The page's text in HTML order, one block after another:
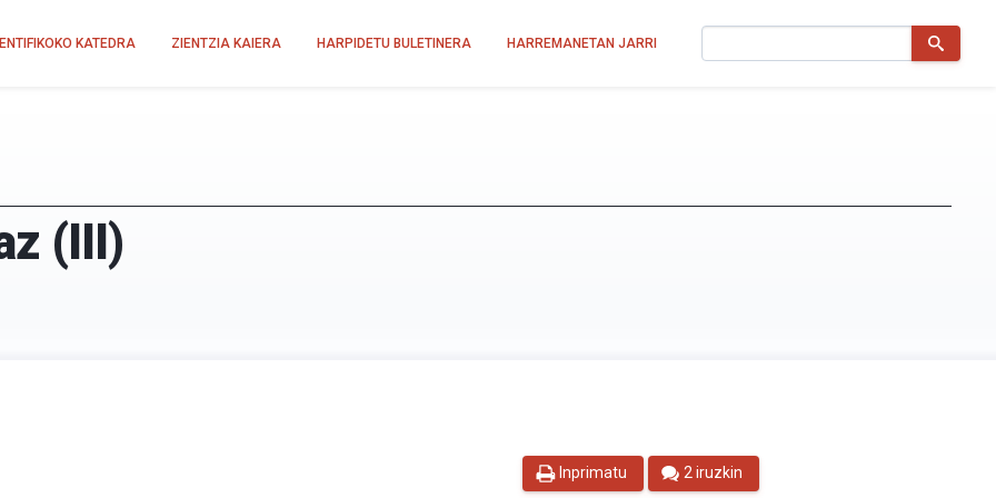
KATEDRA ZIENTZIA KAIERA HARPIDETU BULETINERA HARREMANETAN JARRI
(III)
Inprimatu 2 iruzkin